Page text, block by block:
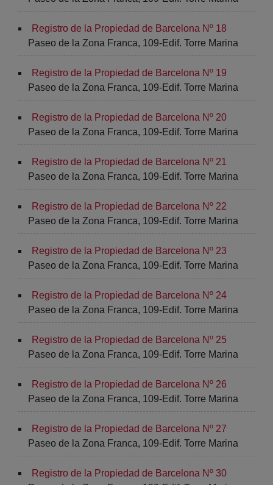
Registro de la Propiedad de Barcelona Nº 18
Paseo de la Zona Franca, 109-Edif. Torre Marina
Registro de la Propiedad de Barcelona Nº 19
Paseo de la Zona Franca, 109-Edif. Torre Marina
Registro de la Propiedad de Barcelona Nº 20
Paseo de la Zona Franca, 109-Edif. Torre Marina
Registro de la Propiedad de Barcelona Nº 21
Paseo de la Zona Franca, 109-Edif. Torre Marina
Registro de la Propiedad de Barcelona Nº 22
Paseo de la Zona Franca, 109-Edif. Torre Marina
Registro de la Propiedad de Barcelona Nº 23
Paseo de la Zona Franca, 109-Edif. Torre Marina
Registro de la Propiedad de Barcelona Nº 24
Paseo de la Zona Franca, 109-Edif. Torre Marina
Registro de la Propiedad de Barcelona Nº 25
Paseo de la Zona Franca, 109-Edif. Torre Marina
Registro de la Propiedad de Barcelona Nº 26
Paseo de la Zona Franca, 109-Edif. Torre Marina
Registro de la Propiedad de Barcelona Nº 27
Paseo de la Zona Franca, 109-Edif. Torre Marina
Registro de la Propiedad de Barcelona Nº 30